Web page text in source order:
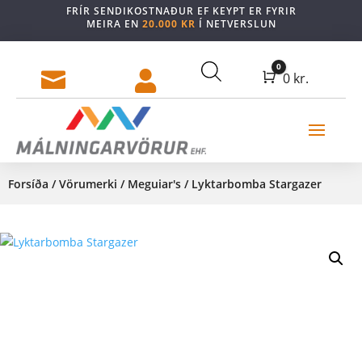
FRÍR SENDIKOSTNAÐUR EF KEYPT ER FYRIR
MEIRA EN 20.000 KR Í NETVERSLUN
  Cart
0
0 kr.
Forsíða /Vörumerki / Meguiar's / Lyktarbomba Stargazer